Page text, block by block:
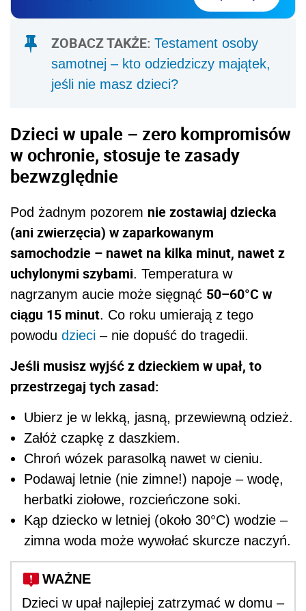
ZOBACZ TAKŻE: Testament osoby
samotnej – kto odziedziczy majątek,
jeśli nie masz dzieci?
Dzieci w upale – zero kompromisów
w ochronie, stosuje te zasady
bezwzględnie
Pod żadnym pozorem nie zostawiaj dziecka
(ani zwierzęcia) w zaparkowanym
samochodzie – nawet na kilka minut, nawet z
uchylonymi szybami. Temperatura w
nagrzanym aucie może sięgnąć 50–60°C w
ciągu 15 minut. Co roku umierają z tego
powodu dzieci – nie dopuść do tragedii.
Jeśli musisz wyjść z dzieckiem w upał, to
przestrzegaj tych zasad:
Ubierz je w lekką, jasną, przewiewną odzież.
Załóż czapkę z daszkiem.
Chroń wózek parasolką nawet w cieniu.
Podawaj letnie (nie zimne!) napoje – wodę,
herbatki ziołowe, rozcieńczone soki.
Kąp dziecko w letniej (około 30°C) wodzie –
zimna woda może wywołać skurcze naczyń.
WAŻNE
Dzieci w upał najlepiej zatrzymać w domu –